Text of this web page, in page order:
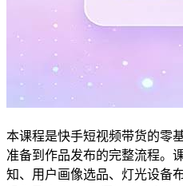
本课程是快手短视频带货的零
准备到作品发布的完整流程。
知、用户画像选品、灯光设备